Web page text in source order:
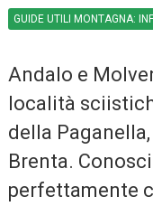
GUIDE UTILI MONTAGNA:
Andalo e
località
della
Brenta.
perfettamente